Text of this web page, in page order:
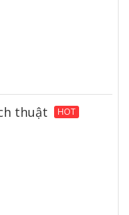
thuật HOT